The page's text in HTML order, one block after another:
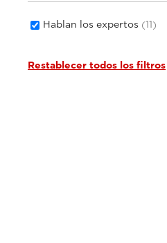
Hablan los expertos (11)
Restablecer todos los filtros